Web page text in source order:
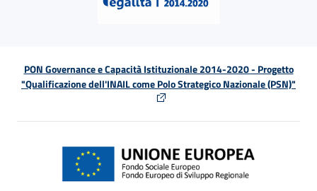
PON Governance e Capacità Istituzionale 2014-2020 - Progetto
"Qualificazione dell'INAIL come Polo Strategico Nazionale (PSN)"